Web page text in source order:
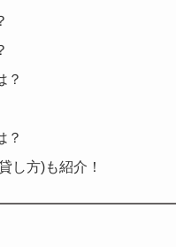
？
？
し方)も紹介！